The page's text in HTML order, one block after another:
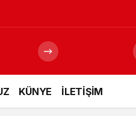
KÜNYE İLETİŞİM